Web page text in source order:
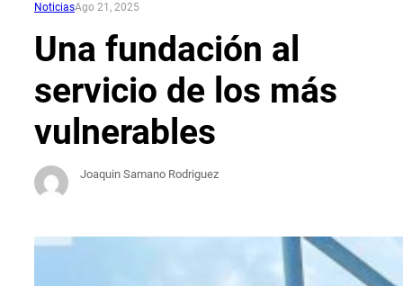
NoticiasAgo 21, 2025
Una fundación al
servicio de los más
vulnerables
Joaquin Samano Rodriguez